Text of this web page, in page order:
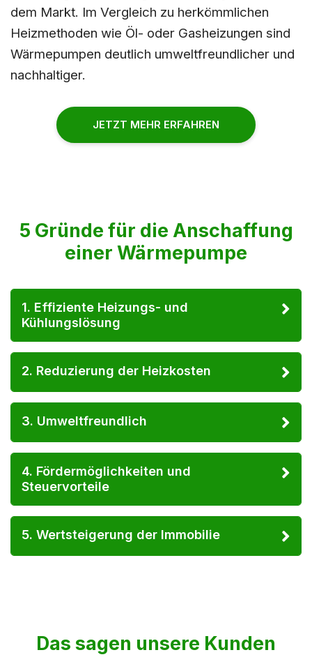
dem Markt. Im Vergleich zu herkömmlichen
Heizmethoden wie Öl- oder Gasheizungen sind
Wärmepumpen deutlich umweltfreundlicher und
nachhaltiger.
JETZT MEHR ERFAHREN
5 Gründe für die Anschaffung
einer Wärmepumpe
1. Effiziente Heizungs- und
Kühlungslösung
2. Reduzierung der Heizkosten
3. Umweltfreundlich
4. Fördermöglichkeiten und
Steuervorteile
5. Wertsteigerung der Immobilie
Das sagen unsere Kunden